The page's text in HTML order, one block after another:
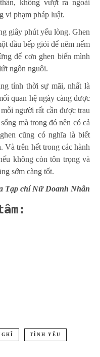
không vượt ra ngoài
vi phạm pháp luật.
giây phút yếu lòng. Ghen
đầu bếp giỏi để nêm nếm
để cơn ghen biến mình
ngôn nguôi.
tính thời sự mãi, nhất là
quan hệ ngày càng được
người rất cần được trau
mà trong đó nên có cả
cũng có nghĩa là biết
Và trên hết trong các hành
không còn tôn trọng và
sớm càng tốt.
Tạp chí Nữ Doanh Nhân
TÌNH YÊU